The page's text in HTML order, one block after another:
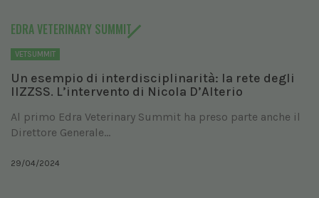
EDRA VETERINARY SUMMIT
VETSUMMIT
Un esempio di interdisciplinarità: la rete degli
IIZZSS. L’intervento di Nicola D’Alterio
Al primo Edra Veterinary Summit ha preso parte anche il
Direttore Generale...
29/04/2024